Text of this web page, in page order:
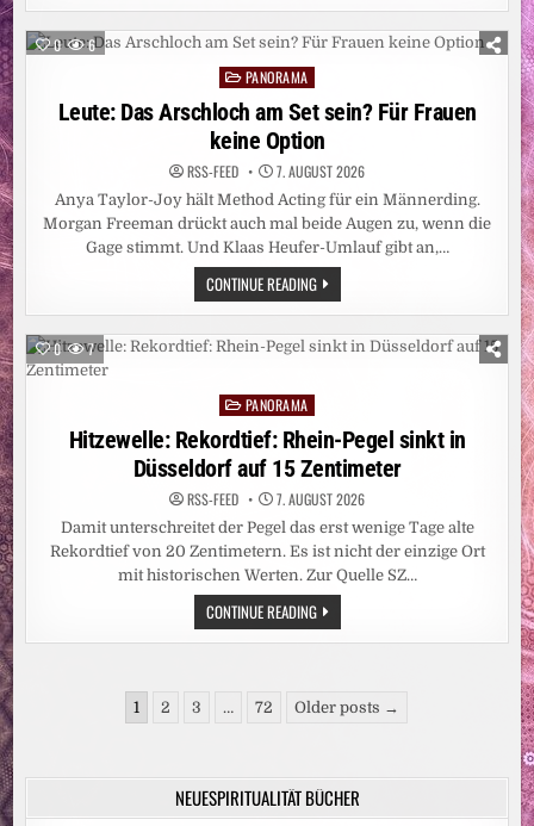
VERSCHWAND
BELÄSTIGUNG“
AUS
0 6
PostedPANORAMA
Leute: Das Arschloch am Set sein? Für Frauen
keine Option
RSS-FEED 7. AUGUST 2026
Anya Taylor-Joy hält Method Acting für ein Männerding.
Morgan Freeman drückt auch mal beide Augen zu, wenn die
Gage stimmt. Und Klaas Heufer-Umlauf gibt an,…
CONTINUE READINGLEUTE:
DAS
ARSCHLOCH
SET
SEIN?
0 7
PostedPANORAMA
Hitzewelle: Rekordtief: Rhein-Pegel sinkt in
Düsseldorf auf 15 Zentimeter
RSS-FEED 7. AUGUST 2026
Damit unterschreitet der Pegel das erst wenige Tage alte
Rekordtief von 20 Zentimetern. Es ist nicht der einzige Ort
mit historischen Werten. Zur Quelle SZ…
CONTINUE READINGHITZEWELLE:
REKORDTIEF:
RHEIN-
DÜSSELDORF
AUF
Seitennummerierung
Beiträge
1 2 3 … 72 Older posts →
NEUESPIRITUALITÄT BÜCHER